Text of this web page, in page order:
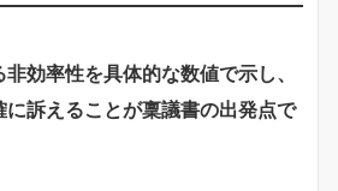
効率性を具体的な数値で示し、
訴えることが稟議書の出発点で